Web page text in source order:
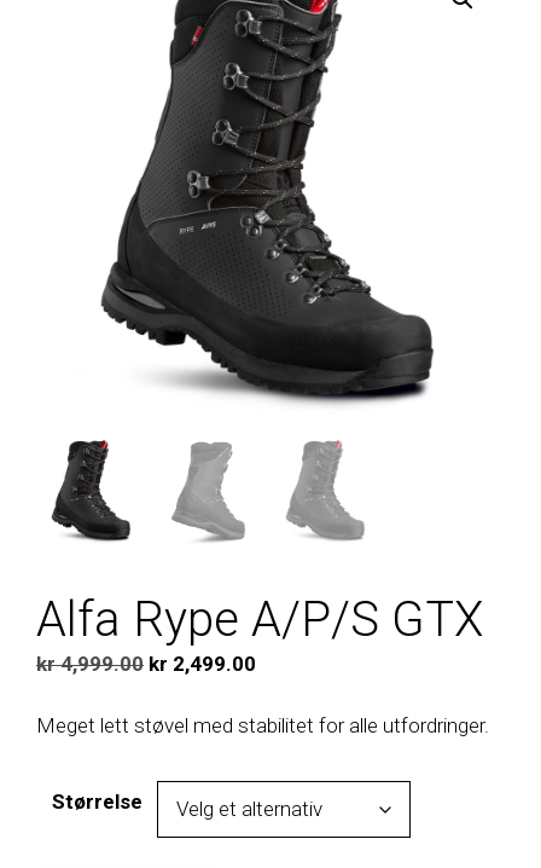
Alfa Rype A/P/S GTX
kr4,999.00 Opprinnelig
var:
kr 2,499.00
er:
Meget lett støvel med stabilitet for alle utfordringer.
Størrelse